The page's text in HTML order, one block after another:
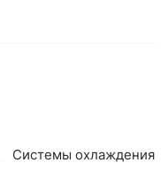
Системы охлаждения